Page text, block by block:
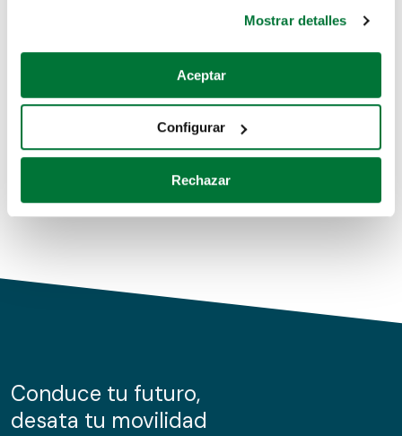
Si lo permite, también quisiéramos:
Recopilar información sobre su ubicación geográfica
Identificar su dispositivo analizándolo activamente
para buscar características específicas (huellas
Obtenga más información sobre cómo se procesan sus
de cookies.
información sobre el uso que haga del sitio web con
nuestros partners de redes sociales, publicidad y análisis
Mostrar detalles
Aceptar
Configurar
Rechazar
Coches de segunda mano
Coches de km0
Conduce tu futuro,
desata tu movilidad